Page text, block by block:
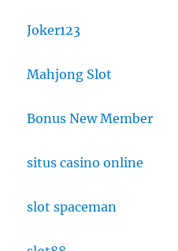
Joker123
Mahjong Slot
Bonus New Member
situs casino online
slot spaceman